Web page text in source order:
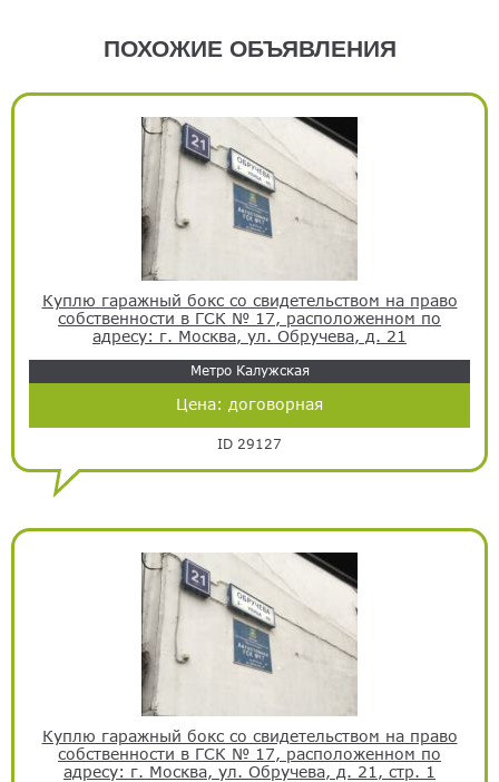
ПОХОЖИЕ ОБЪЯВЛЕНИЯ
Куплю гаражный бокс со свидетельством на право
собственности в ГСК № 17, расположенном по
адресу: г. Москва, ул. Обручева, д. 21
Метро Калужская
Цена: договорная
ID 29127
Куплю гаражный бокс со свидетельством на право
собственности в ГСК № 17, расположенном по
адресу: г. Москва, ул. Обручева, д. 21, стр. 1